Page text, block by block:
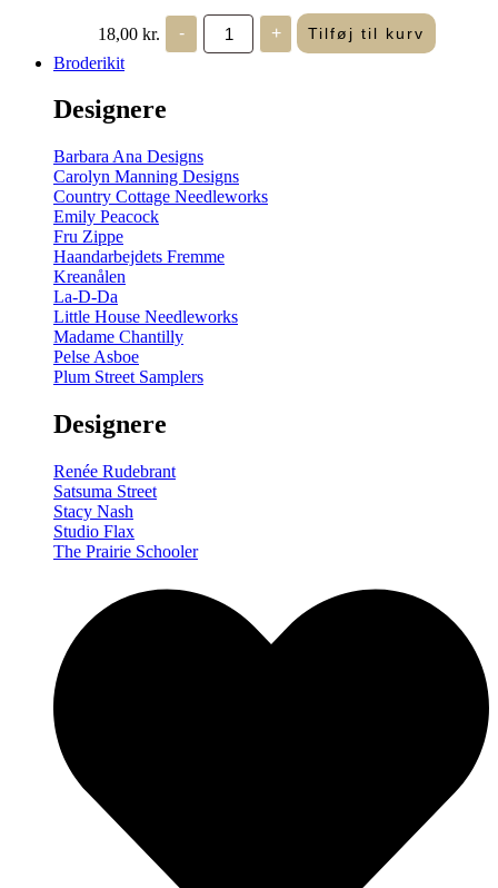
18,00 kr. -
Gütermann
Ritråd
-
+ Tilføj til kurv
Broderikit
Designere
Barbara Ana Designs
Carolyn Manning Designs
Country Cottage Needleworks
Emily Peacock
Fru Zippe
Haandarbejdets Fremme
Kreanålen
La-D-Da
Little House Needleworks
Madame Chantilly
Pelse Asboe
Plum Street Samplers
Designere
Renée Rudebrant
Satsuma Street
Stacy Nash
Studio Flax
The Prairie Schooler